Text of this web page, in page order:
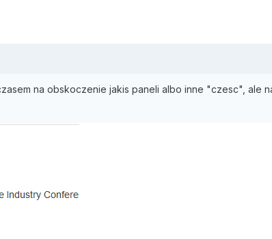
na obskoczenie jakis paneli albo inne "czesc", ale